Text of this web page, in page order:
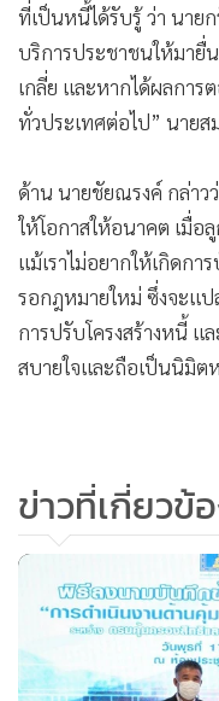
ที่เป็นหนี้ได้รับรู้ ว่า นาย
บริการประชาชนให้มายื่
เกลี่ย และหากได้ผลการ
ทั่วประเทศต่อไป” นายส
ด้าน นายชัยณรงค์ กล่าว
ให้โอกาสให้อนาคต เมื่อ
แม้เราไม่อยากให้เกิดกา
รอกฎหมายใหม่ ซึ่งจะแป
การปรับโครงสร้างหนี้ แ
สบายใจและถือเป็นนิมิต
ข่าวที่เกี่ยวข้